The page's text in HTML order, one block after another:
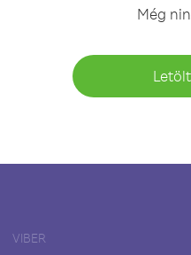
Még
VIBER